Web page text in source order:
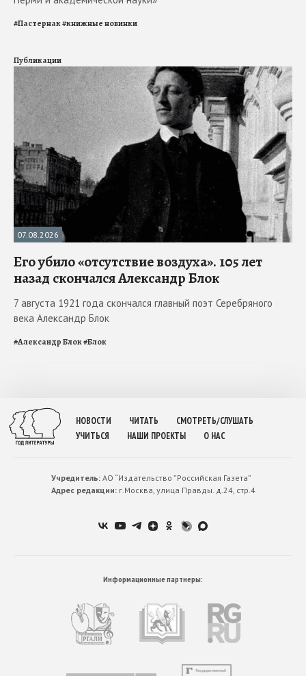
#Пастернак#книжные новинки
Публикации
07.08.2026
Его убило «отсутствие воздуха». 105 лет
назад скончался Александр Блок
7 августа 1921 года скончался главный поэт Серебряного
века Александр Блок
#Александр Блок#Блок
НОВОСТИ ЧИТАТЬ
СМОТРЕТЬ/СЛУШАТЬ
УЧИТЬСЯ
НАШИ ПРОЕКТЫ О НАС
Учредитель:АО “Издательство ”Российская Газета”
Адрес редакции:г.Москва, улица Правды. д.24, стр.4
Информационные партнеры: